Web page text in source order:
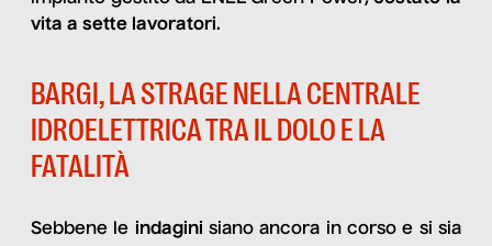
vita a sette lavoratori.
BARGI, LA STRAGE NELLA CENTRALE
IDROELETTRICA TRA IL DOLO E LA
FATALITÀ
Sebbene le indagini siano ancora in corso e si sia